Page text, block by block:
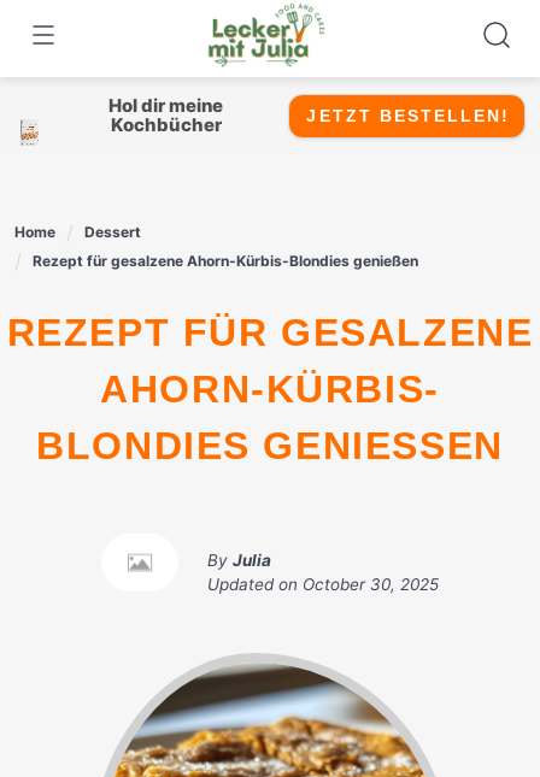
content
Hol dir meine
Kochbücher
JETZT BESTELLEN!
Home
Dessert
Rezept für gesalzene Ahorn-Kürbis-Blondies genießen
REZEPT FÜR GESALZENE
AHORN-KÜRBIS-
BLONDIES GENIESSEN
By Julia
Updated on October 30, 2025